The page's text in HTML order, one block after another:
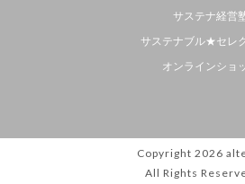
サステナ経営
サステナブル★セレ
オンラインショ
Copyright 2026
All Rights